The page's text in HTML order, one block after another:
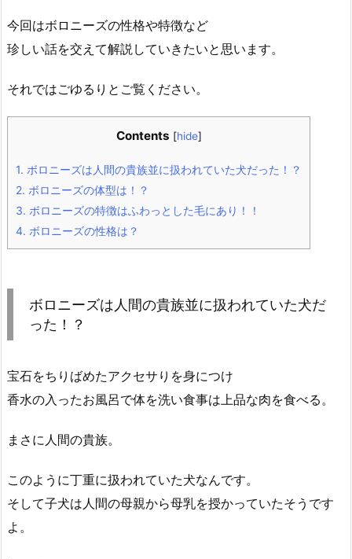
今回はボロニーズの性格や特徴など
珍しい話を交えて解説していきたいと思います。
それではごゆるりとご覧ください。
Contents [hide]
1. ボロニーズは人間の貴族並に扱われていた犬だった！？
2. ボロニーズの体型は！？
3. ボロニーズの特徴はふわっとした毛にあり！！
4. ボロニーズの性格は？
ボロニーズは人間の貴族並に扱われていた犬だ
った！？
宝石をちりばめたアクセサりを身につけ
香水の入ったお風呂で体を洗い食事は上品な肉を食べる。
まさに人間の貴族。
このように丁重に扱われていた犬なんです。
そして子犬は人間の母親から母乳を授かっていたそうです
よ。